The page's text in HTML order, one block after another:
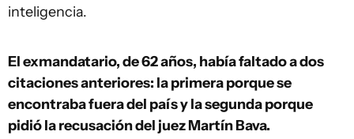
inteligencia.
El exmandatario, de 62 años, había faltado a dos
citaciones anteriores: la primera porque se
encontraba fuera del país y la segunda porque
pidió la recusación del juez Martín Bava.